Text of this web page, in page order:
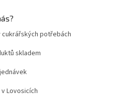
potřebách
skladem
Lovosicích